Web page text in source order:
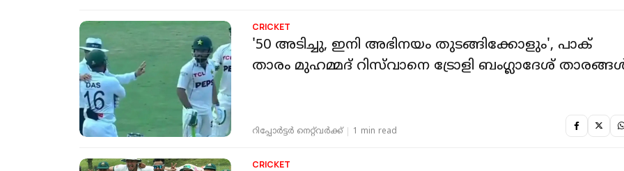
CRICKET
'50 അടിച്ചു, ഇനി അഭിനയം തുടങ്ങിക്കോളും', പാക്
താരം മുഹമ്മദ് റിസ്‌വാനെ ട്രോളി ബംഗ്ലാദേശ്
റിപ്പോർട്ടർ നെറ്റ്‌വര്‍ക്ക്‌ 1 min read
CRICKET